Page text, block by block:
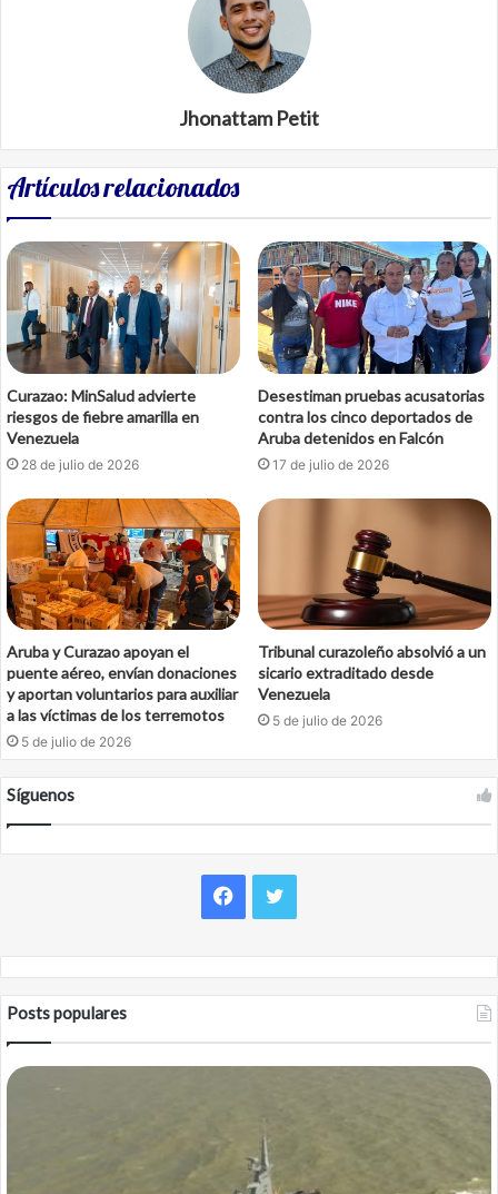
Jhonattam Petit
Artículos relacionados
Curazao: MinSalud advierte
riesgos de fiebre amarilla en
Venezuela
28 de julio de 2026
Desestiman pruebas acusatorias
contra los cinco deportados de
Aruba detenidos en Falcón
17 de julio de 2026
Aruba y Curazao apoyan el
puente aéreo, envían donaciones
y aportan voluntarios para auxiliar
a las víctimas de los terremotos
5 de julio de 2026
Tribunal curazoleño absolvió a un
sicario extraditado desde
Venezuela
5 de julio de 2026
Síguenos
Facebook
Twitter
Posts populares